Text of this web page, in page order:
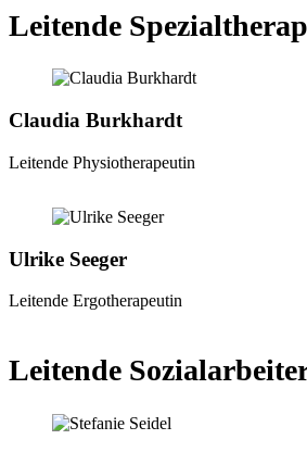
Leitende
Claudia Burkhardt
Leitende Physiotherapeutin
Ulrike Seeger
Leitende Ergotherapeutin
Leitende